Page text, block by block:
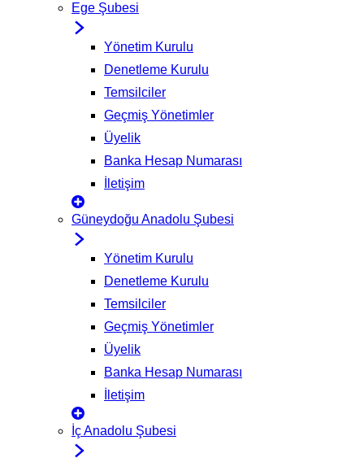
Ege Şubesi
Yönetim Kurulu
Denetleme Kurulu
Temsilciler
Geçmiş Yönetimler
Üyelik
Banka Hesap Numarası
İletişim
Güneydoğu Anadolu Şubesi
Yönetim Kurulu
Denetleme Kurulu
Temsilciler
Geçmiş Yönetimler
Üyelik
Banka Hesap Numarası
İletişim
İç Anadolu Şubesi